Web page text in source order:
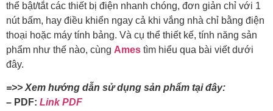
thể bật/tắt các thiết bị điện nhanh chóng, đơn giản chỉ với 1
nút bấm, hay điều khiển ngay cả khi vắng nhà chỉ bằng điện
thoại hoặc máy tính bảng. Và cụ thể thiết kế, tính năng sản
phẩm như thế nào, cùng Ames tìm hiểu qua bài viết dưới
đây.
=>> Xem hướng dẫn sử dụng sản phẩm tại đây:
– PDF: Link PDF